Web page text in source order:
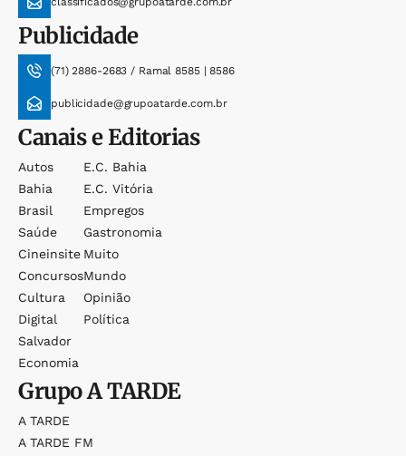
Publicidade
(71) 2886-2683 / Ramal 8585 | 8586
publicidade@grupoatarde.com.br
Canais e Editorias
Autos
Bahia
Brasil
Saúde
Cineinsite
Concursos
Cultura
Digital
Salvador
Economia
E.c. Bahia
E.c. Vitória
Empregos
Gastronomia
Muito
Mundo
Opinião
Política
GrupoA TARDE
A TARDE
A TARDE FM